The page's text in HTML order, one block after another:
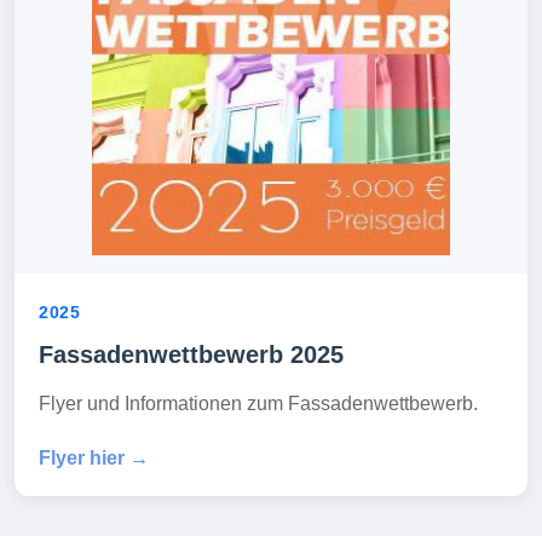
2025
Fassadenwettbewerb 2025
Flyer und Informationen zum Fassadenwettbewerb.
Flyer hier →